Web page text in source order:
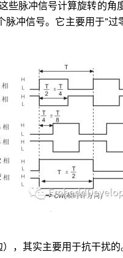
些脉冲信号计算旋转的角
冲信号。它主要用于”过
，其实主要用于抗干扰的